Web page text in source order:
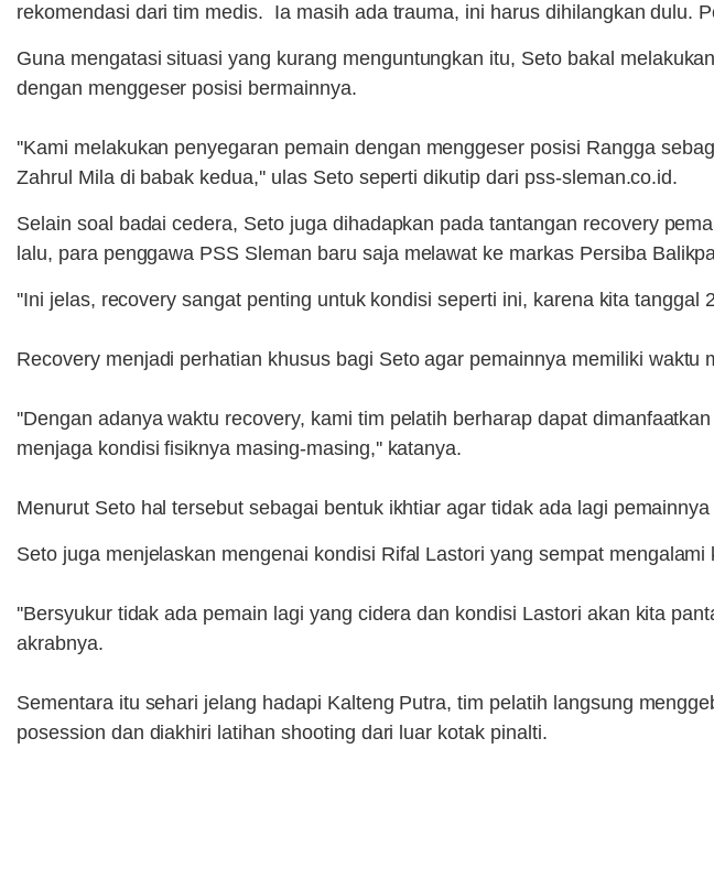
rekomendasi dari tim medis. Ia masih ada trauma, ini harus dihilangkan dulu.
Guna mengatasi situasi yang kurang menguntungkan itu, Seto bakal
dengan menggeser posisi bermainnya.
''Kami melakukan penyegaran pemain dengan menggeser posisi Rangga
Zahrul Mila di babak kedua,'' ulas Seto seperti dikutip dari pss-sleman.co.id.
Selain soal badai cedera, Seto juga dihadapkan pada tantangan recovery
lalu, para penggawa PSS Sleman baru saja melawat ke markas Persiba
''Ini jelas, recovery sangat penting untuk kondisi seperti ini, karena kita
Recovery menjadi perhatian khusus bagi Seto agar pemainnya memiliki
''Dengan adanya waktu recovery, kami tim pelatih berharap dapat
menjaga kondisi fisiknya masing-masing,'' katanya.
Menurut Seto hal tersebut sebagai bentuk ikhtiar agar tidak ada lagi
Seto juga menjelaskan mengenai kondisi Rifal Lastori yang sempat
''Bersyukur tidak ada pemain lagi yang cidera dan kondisi Lastori akan kita
akrabnya.
Sementara itu sehari jelang hadapi Kalteng Putra, tim pelatih langsung
posession dan diakhiri latihan shooting dari luar kotak pinalti.